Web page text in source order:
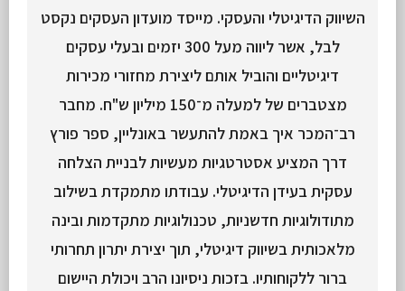
השיווק הדיגיטלי והעסקי. מייסד מועדון העסקים נקסט
לבל, אשר ליווה מעל 300 יזמים ובעלי עסקים
דיגיטליים והוביל אותם ליצירת מחזורי מכירות
מצטברים של למעלה מ־150 מיליון ש"ח. מחבר
רב־המכר איך באמת להתעשר באונליין, ספר פורץ
דרך המציע אסטרטגיות מעשיות לבניית הצלחה
עסקית בעידן הדיגיטלי. עבודתו מתמקדת בשילוב
מתודולוגיות חדשניות, טכנולוגיות מתקדמות ובינה
מלאכותית בשיווק דיגיטלי, תוך יצירת יתרון תחרותי
ברור ללקוחותיו. בזכות ניסיונו הרב ויכולת היישום